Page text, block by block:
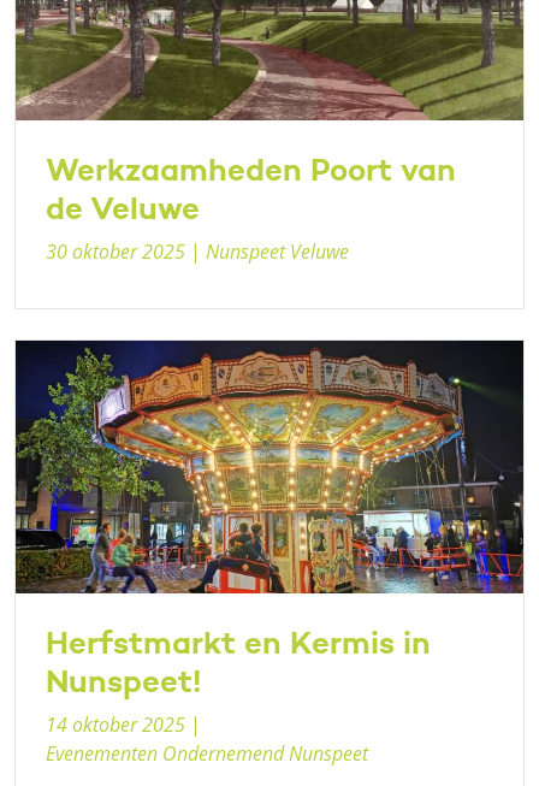
Werkzaamheden Poort van
de Veluwe
30 oktober 2025 | Nunspeet Veluwe
Herfstmarkt en Kermis in
Nunspeet!
14 oktober 2025 |
Evenementen Ondernemend Nunspeet